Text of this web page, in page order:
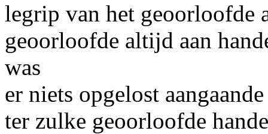
legrip van het geoorloofde
geoorloofde altijd aan
was
er niets opgelost
ter zulke geoorloofde